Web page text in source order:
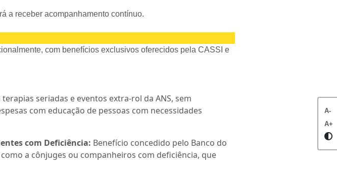
A-
A+
a receber acompanhamento contínuo.
com benefícios exclusivos oferecidos pela CASSI e
seriadas e eventos extra-rol da ANS, sem
com educação de pessoas com necessidades
com Deficiência: Benefício concedido pelo Banco do
a cônjuges ou companheiros com deficiência, que